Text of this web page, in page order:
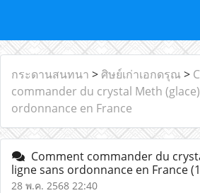
กระดานสนทนา > ศิษย์เก่าเอกดรุณ >
commander du crystal Meth
ordonnance en France
Comment commander du
ligne sans ordonnance en France
28 พ.ค. 2568 22:40